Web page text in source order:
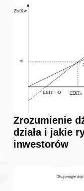
Zrozumienie
działa i jakie
inwestorów